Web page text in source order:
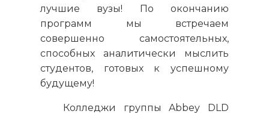
лучшие вузы! По окончанию
программ мы встречаем
совершенно самостоятельных,
способных аналитически мыслить
студентов, готовых к успешному
будущему!
Колледжи группы Abbey DLD